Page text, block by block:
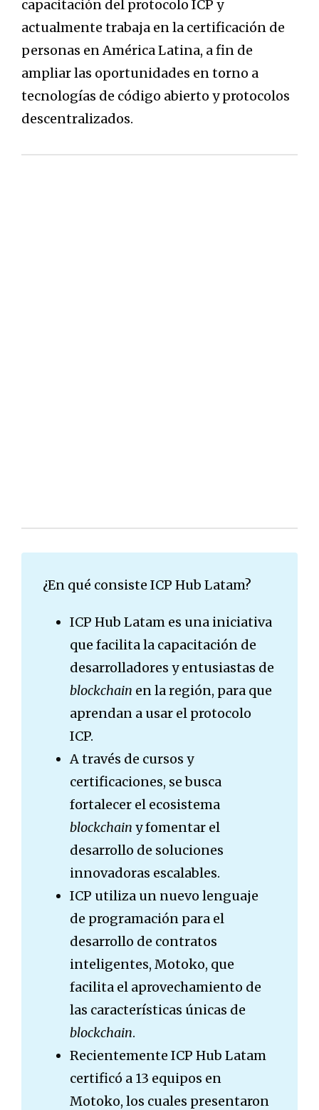
capacitación del protocolo ICP y
actualmente trabaja en la certificación de
personas en América Latina, a fin de
ampliar las oportunidades en torno a
tecnologías de código abierto y protocolos
descentralizados.
¿En qué consiste ICP Hub Latam?
ICP Hub Latam es una iniciativa
que facilita la capacitación de
desarrolladores y entusiastas de
blockchain en la región, para que
aprendan a usar el protocolo
ICP.
A través de cursos y
certificaciones, se busca
fortalecer el ecosistema
blockchain y fomentar el
desarrollo de soluciones
innovadoras escalables.
ICP utiliza un nuevo lenguaje
de programación para el
desarrollo de contratos
inteligentes, Motoko, que
facilita el aprovechamiento de
las características únicas de
blockchain.
Recientemente ICP Hub Latam
certificó a 13 equipos en
Motoko, los cuales presentaron